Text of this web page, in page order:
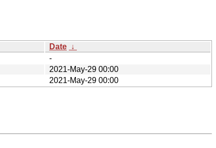
Date ↓
-
2021-May-29 00:00
2021-May-29 00:00